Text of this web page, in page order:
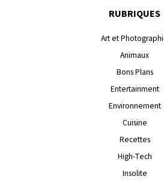
RUBRIQUES
Art et
Animaux
Bons Plans
Entertainment
Environnement
Cuisine
Recettes
High-Tech
Insolite